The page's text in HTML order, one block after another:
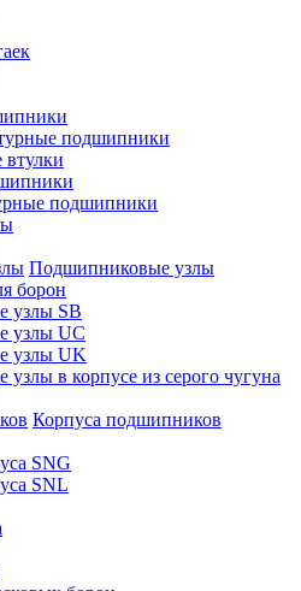
подшипники
втулки
подшипники
Подшипниковые узлы
борон
узлы SB
узлы UC
узлы UK
в корпусе из серого чугуна
Корпуса подшипников
SNG
SNL